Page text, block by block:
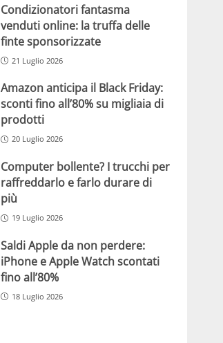
Condizionatori fantasma
venduti online: la truffa delle
finte sponsorizzate
21 Luglio 2026
Amazon anticipa il Black Friday:
sconti fino all’80% su migliaia di
prodotti
20 Luglio 2026
Computer bollente? I trucchi per
raffreddarlo e farlo durare di
più
19 Luglio 2026
Saldi Apple da non perdere:
iPhone e Apple Watch scontati
fino all’80%
18 Luglio 2026